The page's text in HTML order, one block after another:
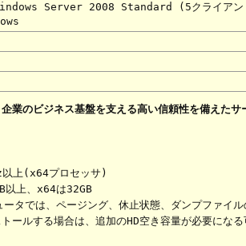
Windows Server 2008 Standard (5クライアン
業のビジネス基盤を支える高い信頼性を備えたサ
上(x64プロセッサ)
以上、x64は32GB
タでは、ページング、休止状態、ダンプファイ
ールする場合は、追加のHD空き容量が必要になる